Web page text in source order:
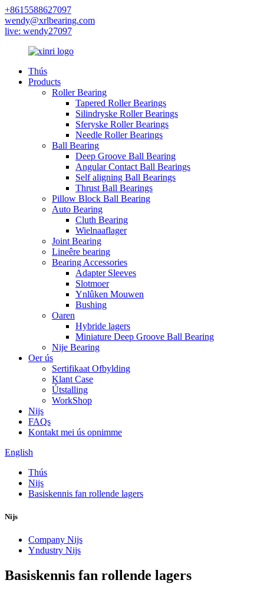
+8615588627097
wendy@xrlbearing.com
live: wendy27097
Thús
Products
Roller Bearing
Tapered Roller Bearings
Silindryske Roller Bearings
Sferyske Roller Bearings
Needle Roller Bearings
Ball Bearing
Deep Groove Ball Bearing
Angular Contact Ball Bearings
Self aligning Ball Bearings
Thrust Ball Bearings
Pillow Block Ball Bearing
Auto Bearing
Cluth Bearing
Wielnaaflager
Joint Bearing
Lineêre bearing
Bearing Accessories
Adapter Sleeves
Slotmoer
Ynlûken Mouwen
Bushing
Oaren
Hybride lagers
Miniature Deep Groove Ball Bearing
Nije Bearing
Oer ús
Sertifikaat Ofbylding
Klant Case
Útstalling
WorkShop
Nijs
FAQs
Kontakt mei ús opnimme
English
Thús
Nijs
Basiskennis fan rollende lagers
Nijs
Company Nijs
Yndustry Nijs
Basiskennis fan rollende lagers